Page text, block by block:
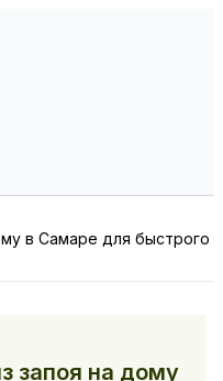
в Самаре для быстрого
запоя на дому